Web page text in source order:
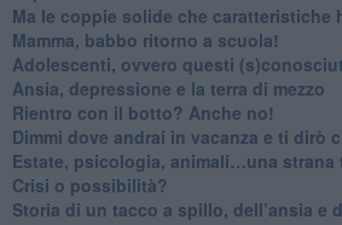
​Ma le coppie solide che caratteristiche
​Mamma, babbo ritorno a scuola!
Adolescenti, ovvero questi
Ansia, depressione e la terra di mezzo
​Rientro con il botto? Anche no!
Dimmi dove andrai in vacanza e ti dirò
​Estate, psicologia, animali…una strana
​Crisi o possibilità?
​Storia di un tacco a spillo, dell’ansia e